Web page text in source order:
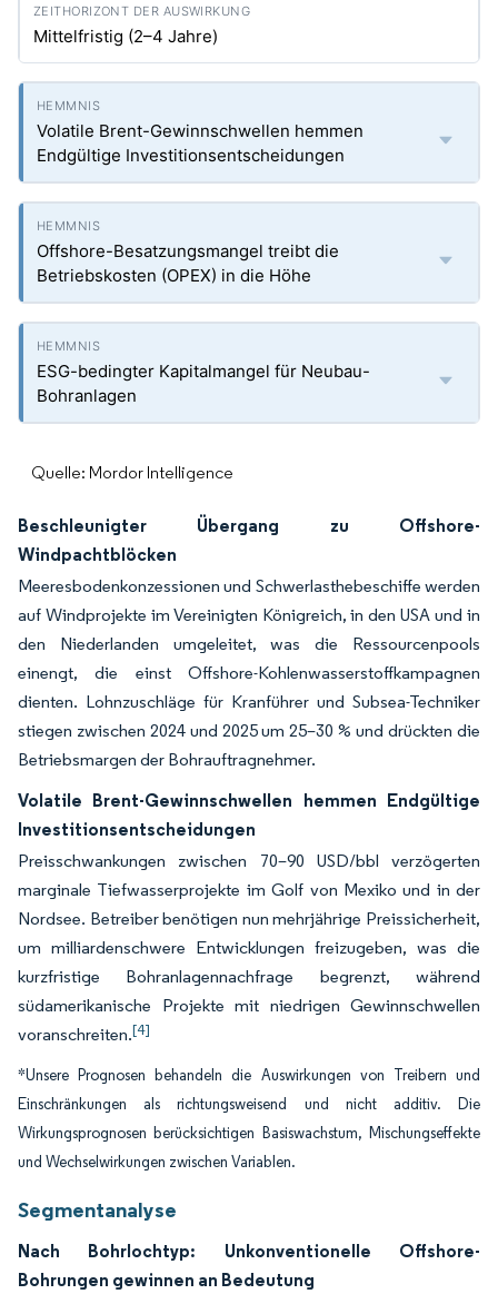
Mittelfristig (2–4 Jahre)
Volatile Brent-Gewinnschwellen hemmen
Endgültige Investitionsentscheidungen
Offshore-Besatzungsmangel treibt die
Betriebskosten (OPEX) in die Höhe
ESG-bedingter Kapitalmangel für Neubau-
Bohranlagen
Quelle: Mordor Intelligence
Beschleunigter Übergang zu Offshore-
Windpachtblöcken
Meeresbodenkonzessionen und Schwerlasthebeschiffe werden
auf Windprojekte im Vereinigten Königreich, in den USA und in
den Niederlanden umgeleitet, was die Ressourcenpools
einengt, die einst Offshore-Kohlenwasserstoffkampagnen
dienten. Lohnzuschläge für Kranführer und Subsea-Techniker
stiegen zwischen 2024 und 2025 um 25–30 % und drückten die
Betriebsmargen der Bohrauftragnehmer.
Volatile Brent-Gewinnschwellen hemmen Endgültige
Investitionsentscheidungen
Preisschwankungen zwischen 70–90 USD/bbl verzögerten
marginale Tiefwasserprojekte im Golf von Mexiko und in der
Nordsee. Betreiber benötigen nun mehrjährige Preissicherheit,
um milliardenschwere Entwicklungen freizugeben, was die
kurzfristige Bohranlagennachfrage begrenzt, während
südamerikanische Projekte mit niedrigen Gewinnschwellen
voranschreiten.[4]
*Unsere Prognosen behandeln die Auswirkungen von Treibern und
Einschränkungen als richtungsweisend und nicht additiv. Die
Wirkungsprognosen berücksichtigen Basiswachstum, Mischungseffekte
und Wechselwirkungen zwischen Variablen.
Segmentanalyse
Nach Bohrlochtyp: Unkonventionelle Offshore-
Bohrungen gewinnen an Bedeutung